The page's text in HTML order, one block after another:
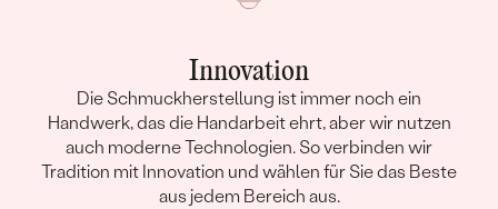
Innovation
Die Schmuckherstellung ist immer noch ein
Handwerk, das die Handarbeit ehrt, aber wir nutzen
auch moderne Technologien. So verbinden wir
Tradition mit Innovation und wählen für Sie das Beste
aus jedem Bereich aus.